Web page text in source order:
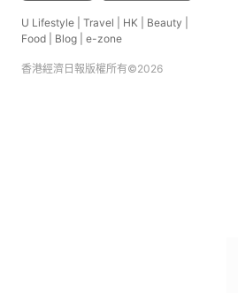
U Lifestyle Travel HK Beauty
Food
Blog e-zone
香港經濟日報版權所有©2026